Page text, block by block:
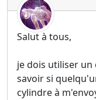
Salut à tous,
je dois utiliser un
savoir si
cylindre à